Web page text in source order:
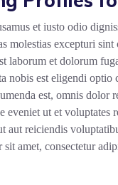
et iusto odio
molestias excepturi
laborum et dolorum
nobis est eligendi
est, omnis dolor
eveniet ut et
aut reiciendis
amet, consectetur